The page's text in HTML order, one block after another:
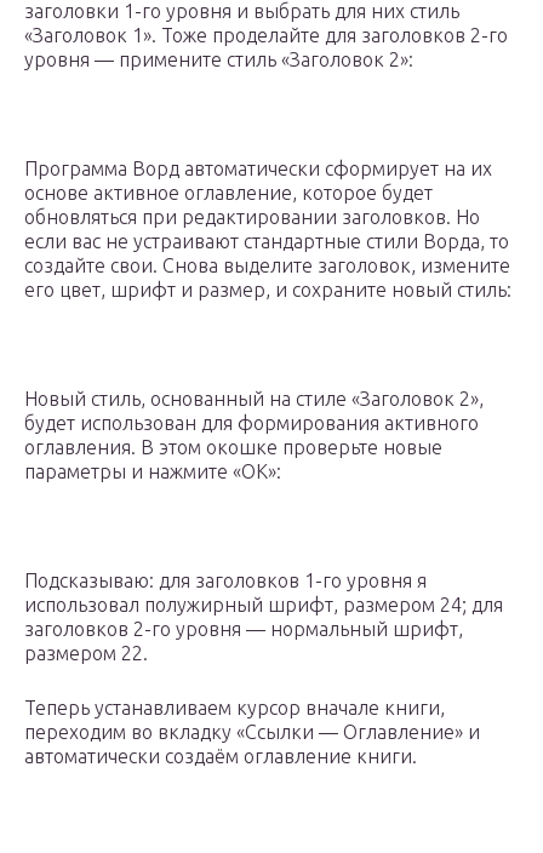
заголовки 1-го уровня и выбрать для них стиль
«Заголовок 1». Тоже проделайте для заголовков 2-го
уровня — примените стиль «Заголовок 2»:
Программа Ворд автоматически сформирует на их
основе активное оглавление, которое будет
обновляться при редактировании заголовков. Но
если вас не устраивают стандартные стили Ворда, то
создайте свои. Снова выделите заголовок, измените
его цвет, шрифт и размер, и сохраните новый стиль:
Новый стиль, основанный на стиле «Заголовок 2»,
будет использован для формирования активного
оглавления. В этом окошке проверьте новые
параметры и нажмите «OK»:
Подсказываю: для заголовков 1-го уровня я
использовал полужирный шрифт, размером 24; для
заголовков 2-го уровня — нормальный шрифт,
размером 22.
Теперь устанавливаем курсор вначале книги,
переходим во вкладку «Ссылки — Оглавление» и
автоматически создаём оглавление книги.